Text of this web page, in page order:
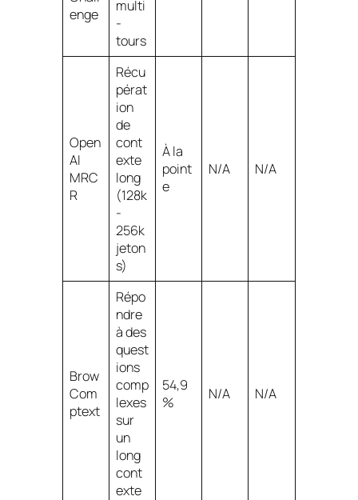
enge
multi
-
tours
Open
AI
MRC
R
Récu
pérat
ion
de
cont
exte
long
(128k
-
256k
jeton
s)
À la
point
e
N/A N/A
Brow
Com
ptext
Répo
ndre
à des
quest
ions
comp
lexes
sur
un
long
cont
exte
54,9
%
N/A N/A